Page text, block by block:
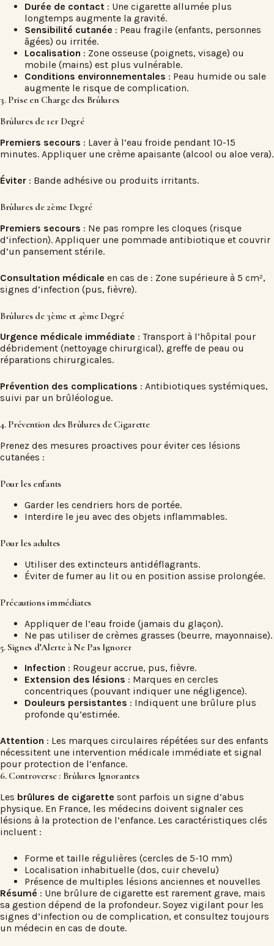
Durée de contact : Une cigarette allumée plus
longtemps augmente la gravité.
Sensibilité cutanée : Peau fragile (enfants, personnes
âgées) ou irritée.
Localisation : Zone osseuse (poignets, visage) ou
mobile (mains) est plus vulnérable.
Conditions environnementales : Peau humide ou sale
augmente le risque de complication.
3. Prise en Charge des Brûlures
Brûlures de 1er Degré
Premiers secours : Laver à l’eau froide pendant 10-15
minutes. Appliquer une crème apaisante (alcool ou aloe vera).
Éviter : Bande adhésive ou produits irritants.
Brûlures de 2ème Degré
Premiers secours : Ne pas rompre les cloques (risque
d’infection). Appliquer une pommade antibiotique et couvrir
d’un pansement stérile.
Consultation médicale en cas de : Zone supérieure à 5 cm²,
signes d’infection (pus, fièvre).
Brûlures de 3ème et 4ème Degré
Urgence médicale immédiate : Transport à l’hôpital pour
débridement (nettoyage chirurgical), greffe de peau ou
réparations chirurgicales.
Prévention des complications : Antibiotiques systémiques,
suivi par un brûléologue.
4. Prévention des Brûlures de Cigarette
Prenez des mesures proactives pour éviter ces lésions
cutanées :
Pour les enfants
Garder les cendriers hors de portée.
Interdire le jeu avec des objets inflammables.
Pour les adultes
Utiliser des extincteurs antidéflagrants.
Éviter de fumer au lit ou en position assise prolongée.
Précautions immédiates
Appliquer de l’eau froide (jamais du glaçon).
Ne pas utiliser de crèmes grasses (beurre, mayonnaise).
5. Signes d’Alerte à Ne Pas Ignorer
Infection : Rougeur accrue, pus, fièvre.
Extension des lésions : Marques en cercles
concentriques (pouvant indiquer une négligence).
Douleurs persistantes : Indiquent une brûlure plus
profonde qu’estimée.
Attention : Les marques circulaires répétées sur des enfants
nécessitent une intervention médicale immédiate et signal
pour protection de l’enfance.
6. Controverse : Brûlures Ignorantes
Les brûlures de cigarette sont parfois un signe d’abus
physique. En France, les médecins doivent signaler ces
lésions à la protection de l’enfance. Les caractéristiques clés
incluent :
Forme et taille régulières (cercles de 5-10 mm)
Localisation inhabituelle (dos, cuir chevelu)
Présence de multiples lésions anciennes et nouvelles
Résumé : Une brûlure de cigarette est rarement grave, mais
sa gestion dépend de la profondeur. Soyez vigilant pour les
signes d’infection ou de complication, et consultez toujours
un médecin en cas de doute.